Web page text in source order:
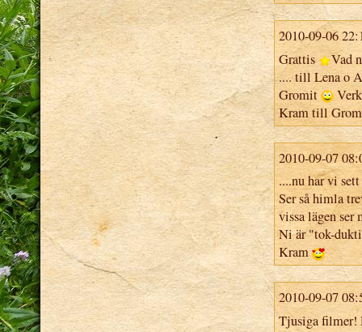
2010-09-06
Grattis
Vad
.... till Lena o
Gromit
Kram till
2010-09-07
....nu har vi
Ser så himla
vissa lägen ser
Ni är "tok-
Kram
2010-09-07
Tjusiga filmer!